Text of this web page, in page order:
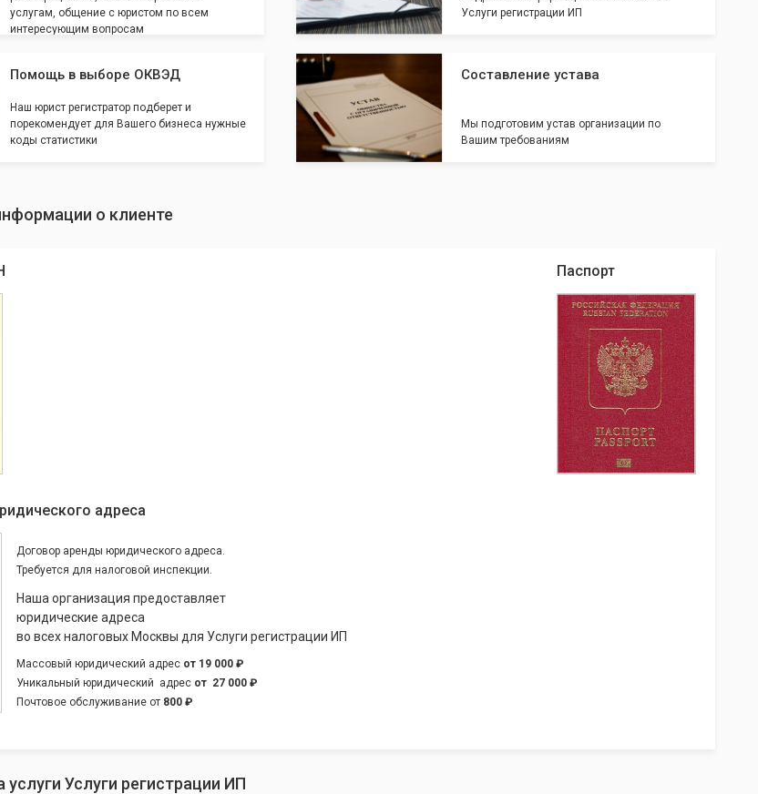
услугам, общение с юристом по всем
интересующим вопросам
Услуги регистрации ИП
Помощь в выборе ОКВЭД
Наш юрист регистратор подберет и
порекомендует для Вашего бизнеса нужные
коды статистики
Составление устава
Мы подготовим устав организации по
Вашим требованиям
о клиенте
Паспорт
адреса
Договор аренды юридического адреса.
Требуется для налоговой инспекции.
Наша организация предоставляет
юридические адреса
во всех налоговых Москвы для Услуги регистрации ИП
Массовый юридический адрес от 19 000 ₽
Уникальный юридический адрес от 27 000 ₽
Почтовое обслуживание от 800 ₽
услуги Услуги регистрации ИП